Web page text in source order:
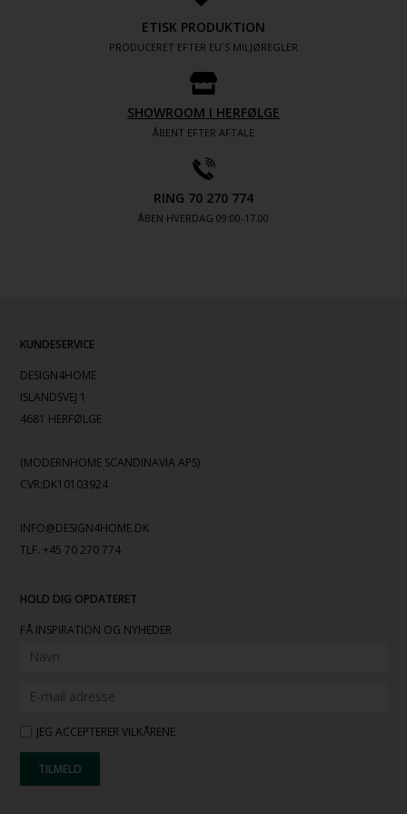
ETISK PRODUKTION
PRODUCERET EFTER EU´S MILJØREGLER
SHOWROOM I HERFØLGE
ÅBENT EFTER AFTALE
RING 70 270 774
ÅBEN HVERDAG 09:00-17.00
KUNDESERVICE
DESIGN4HOME
ISLANDSVEJ 1
4681 HERFØLGE
(MODERNHOME SCANDINAVIA APS)
CVR:DK10103924
INFO@DESIGN4HOME.DK
TLF. +45 70 270 774
HOLD DIG OPDATERET
FÅ INSPIRATION OG NYHEDER
JEG ACCEPTERER VILKÅRENE